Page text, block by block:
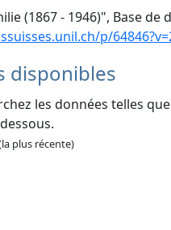
(1867 - 1946)", Base de
p/
disponibles
les données telles
plus récente)